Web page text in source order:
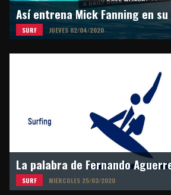
Así entrena Mick Fanning en
SURF JUEVES 02/04/2020
SURF MIERCOLES 25/03/2020